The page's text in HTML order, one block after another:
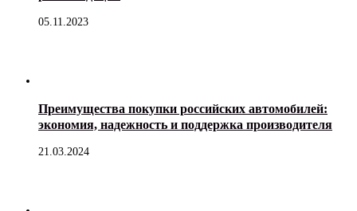
05.11.2023
Преимущества покупки российских автомобилей:
экономия, надежность и поддержка производителя
21.03.2024